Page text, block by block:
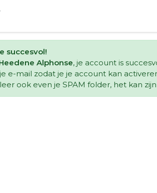
succesvol!
Alphonse, je account is
e-mail zodat je je account kan
ook even je SPAM folder, het kan